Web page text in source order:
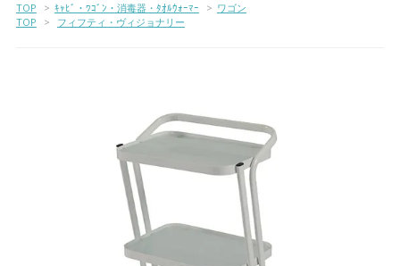
TOP > ｷｬﾋﾞ・ﾜｺﾞﾝ・消毒器・ﾀｵﾙｳｫｰﾏｰ > ワゴン
TOP
> フィフティ・ヴィジョナリー